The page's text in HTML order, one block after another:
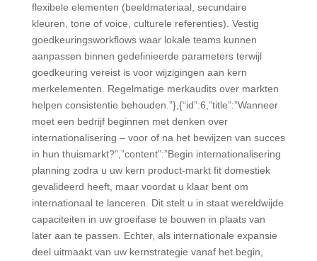
flexibele elementen (beeldmateriaal, secundaire
kleuren, tone of voice, culturele referenties). Vestig
goedkeuringsworkflows waar lokale teams kunnen
aanpassen binnen gedefinieerde parameters terwijl
goedkeuring vereist is voor wijzigingen aan kern
merkelementen. Regelmatige merkaudits over markten
helpen consistentie behouden.”},{“id”:6,”title”:”Wanneer
moet een bedrijf beginnen met denken over
internationalisering – voor of na het bewijzen van succes
in hun thuismarkt?”,”content”:”Begin internationalisering
planning zodra u uw kern product-markt fit domestiek
gevalideerd heeft, maar voordat u klaar bent om
internationaal te lanceren. Dit stelt u in staat wereldwijde
capaciteiten in uw groeifase te bouwen in plaats van
later aan te passen. Echter, als internationale expansie
deel uitmaakt van uw kernstrategie vanaf het begin,